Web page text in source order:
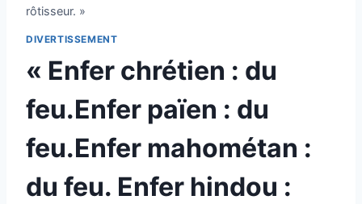
rôtisseur. »
DIVERTISSEMENT
« Enfer chrétien : du
feu.Enfer païen : du
feu.Enfer mahométan :
du feu. Enfer hindou :